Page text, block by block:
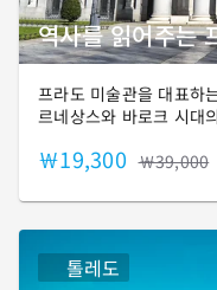
역사를 읽어주는
프라도 미술관을 대표하
르네상스와 바로크 시대의
그림 속에 살아 숨쉬는 수
￦19,300 ￦39,000
톨레도